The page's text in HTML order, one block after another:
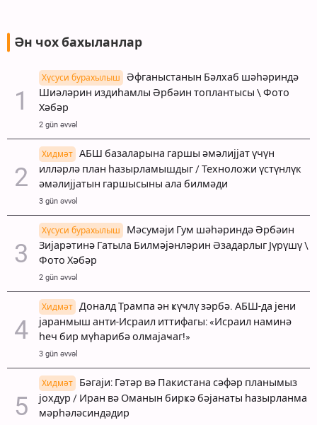
Ән чох бахыланлар
Хүсуси бурахылыш
Әфганыстанын Бәлхаб шәһәриндә
Шиәләрин издиһамлы Әрбәин топлантысы \ Фото
Хәбәр
2 gün əvvəl
Хидмәт
АБШ базаларына гаршы әмәлијјат үчүн
илләрлә план һазырламышдыг / Техноложи үстүнлүк
әмәлијјатын гаршысыны ала билмәди
3 gün əvvəl
Хүсуси бурахылыш
Мәсумәји Гум шәһәриндә Әрбәин
Зијарәтинә Гатыла Билмәјәнләрин Әзадарлыг Јүрүшү \
Фото Хәбәр
2 gün əvvəl
Хидмәт
Доналд Трампа ән ҝүҹлү зәрбә. АБШ-да јени
јаранмыш анти-Исраил иттифагы: «Исраил наминә
һеч бир мүһарибә олмајаҹаг!»
3 gün əvvəl
Хидмәт
Бәгаји: Гәтәр вә Пакистана сәфәр планымыз
јохдур / Иран вә Оманын бирҝә бәјанаты һазырланма
мәрһәләсиндәдир